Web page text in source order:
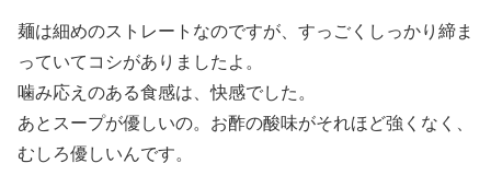
麺は細めのストレートなのですが、すっごくしっかり締ま
っていてコシがありましたよ。
噛み応えのある食感は、快感でした。
あとスープが優しいの。お酢の酸味がそれほど強くなく、
むしろ優しいんです。